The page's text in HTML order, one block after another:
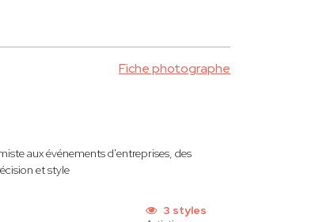
Fiche photographe
aux événements d'entreprises, des
et style
3 styles